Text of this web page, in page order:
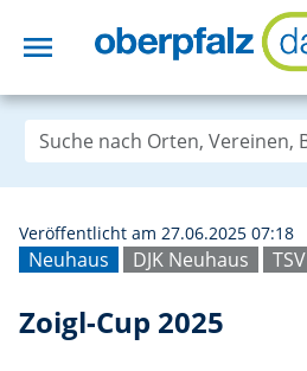
menu
Neuhaus DJK Neuhaus
Veröffentlicht am 27.06.2025 07:18
Zoigl-Cup 2025